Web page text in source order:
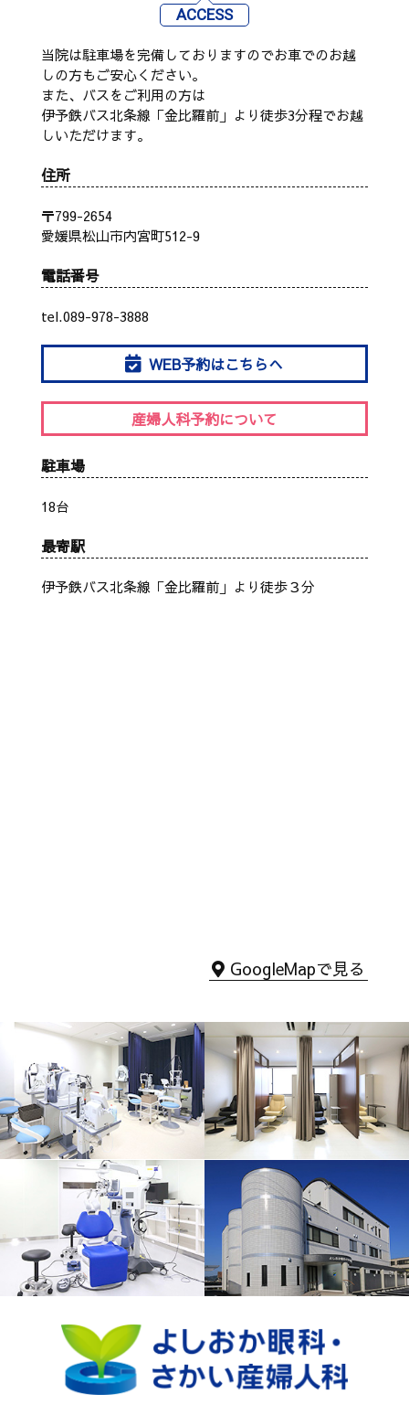
ACCESS
当院は駐車場を完備しておりますのでお車でのお越
しの方もご安心ください。
また、バスをご利用の方は
伊予鉄バス北条線「金比羅前」より徒歩3分程でお越
しいただけます。
住所
〒799-2654
愛媛県松山市内宮町512-9
電話番号
tel.089-978-3888
WEB予約はこちらへ
産婦人科予約について
駐車場
18台
最寄駅
伊予鉄バス北条線「金比羅前」より徒歩３分
GoogleMapで見る